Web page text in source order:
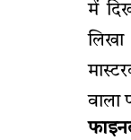
में
वाला